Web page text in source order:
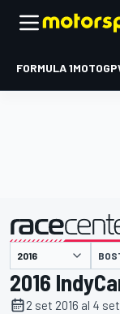
FORMULA 1MOTOGP
presentato da
2016
2 set 2016 al 4